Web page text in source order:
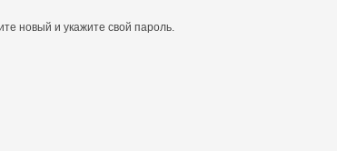
новый и укажите свой пароль.